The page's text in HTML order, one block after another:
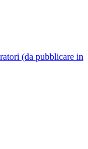
(da pubblicare in